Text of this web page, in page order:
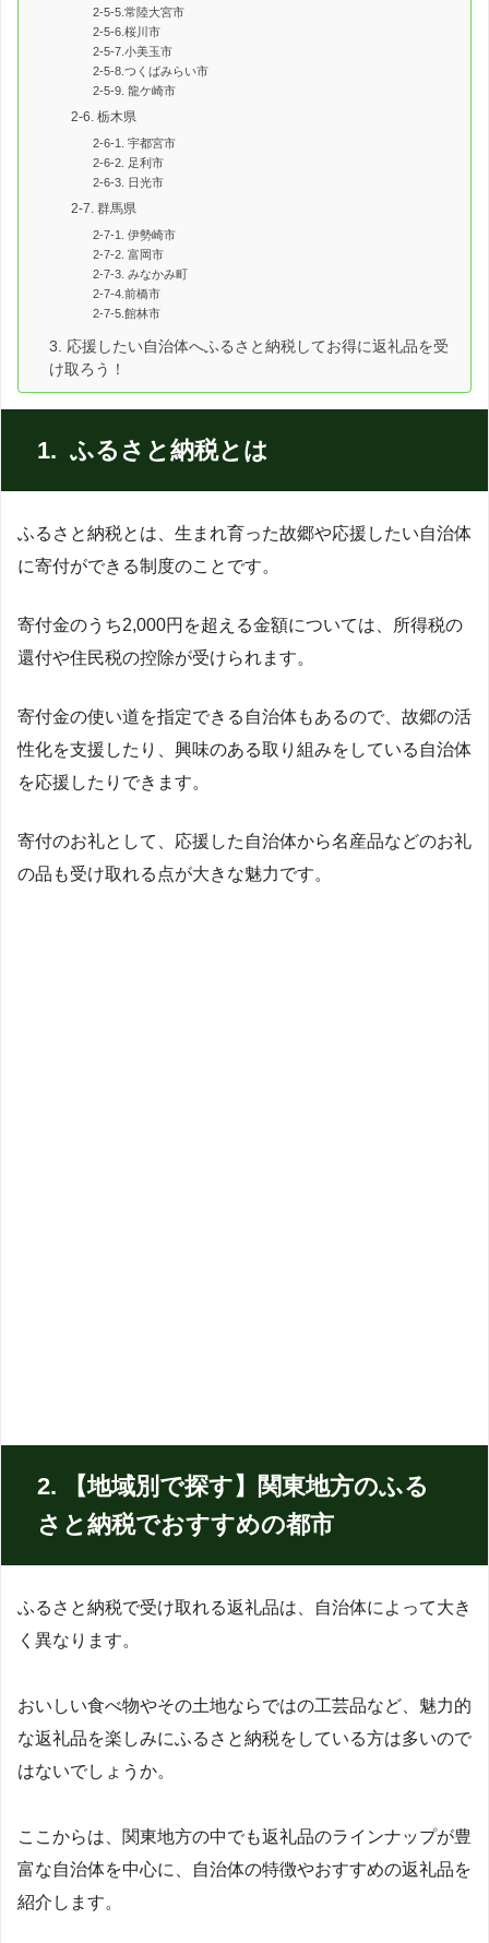
2-5-5.常陸大宮市
2-5-6.桜川市
2-5-7.小美玉市
2-5-8.つくばみらい市
2-5-9. 龍ケ崎市
2-6. 栃木県
2-6-1. 宇都宮市
2-6-2. 足利市
2-6-3. 日光市
2-7. 群馬県
2-7-1. 伊勢崎市
2-7-2. 富岡市
2-7-3. みなかみ町
2-7-4.前橋市
2-7-5.館林市
3. 応援したい自治体へふるさと納税してお得に返礼品を受
け取ろう！
1. ふるさと納税とは
ふるさと納税とは、生まれ育った故郷や応援したい自治体
に寄付ができる制度のことです。
寄付金のうち2,000円を超える金額については、所得税の
還付や住民税の控除が受けられます。
寄付金の使い道を指定できる自治体もあるので、故郷の活
性化を支援したり、興味のある取り組みをしている自治体
を応援したりできます。
寄付のお礼として、応援した自治体から名産品などのお礼
の品も受け取れる点が大きな魅力です。
2. 【地域別で探す】関東地方のふる
さと納税でおすすめの都市
ふるさと納税で受け取れる返礼品は、自治体によって大き
く異なります。
おいしい食べ物やその土地ならではの工芸品など、魅力的
な返礼品を楽しみにふるさと納税をしている方は多いので
はないでしょうか。
ここからは、関東地方の中でも返礼品のラインナップが豊
富な自治体を中心に、自治体の特徴やおすすめの返礼品を
紹介します。